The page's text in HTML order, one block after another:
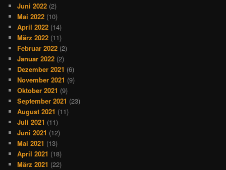
Juni 2022 (2)
Mai 2022 (10)
April 2022 (14)
März 2022 (11)
Februar 2022 (2)
Januar 2022 (2)
Dezember 2021 (6)
November 2021 (9)
Oktober 2021 (9)
September 2021 (23)
August 2021 (11)
Juli 2021 (11)
Juni 2021 (12)
Mai 2021 (13)
April 2021 (18)
März 2021 (22)